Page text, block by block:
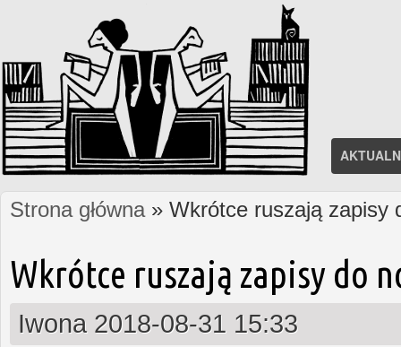
Jesteś tutaj
Strona główna» Wkrótce ruszają zapisy
Wkrótce ruszają zapisy do
Iwona 2018-08-31 15:33